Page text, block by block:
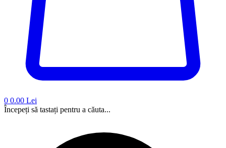
0 0.00 Lei
Începeți să tastați pentru a căuta...